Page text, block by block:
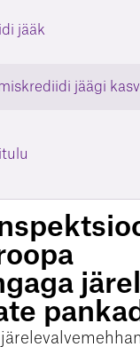
jääk
jäägi kasv